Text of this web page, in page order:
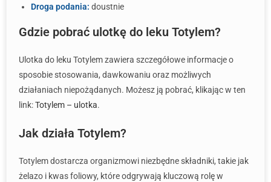
Droga podania: doustnie
Gdzie pobrać ulotkę do leku Totylem?
Ulotka do leku Totylem zawiera szczegółowe informacje o
sposobie stosowania, dawkowaniu oraz możliwych
działaniach niepożądanych. Możesz ją pobrać, klikając w ten
link:Totylem – ulotka.
Jak działa Totylem?
Totylem dostarcza organizmowi niezbędne składniki, takie jak
żelazo i kwas foliowy, które odgrywają kluczową rolę w